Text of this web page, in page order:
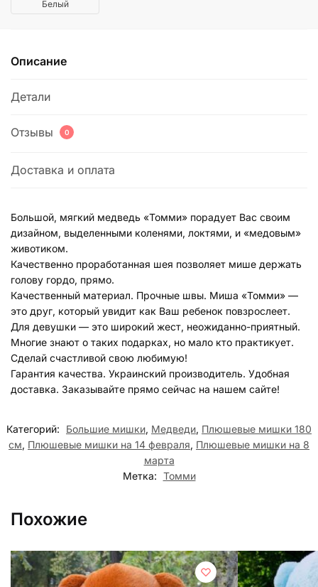
Белый
Описание
Детали
Отзывы 0
Доставка и оплата
Большой, мягкий медведь «Томми» порадует Вас своим
дизайном, выделенными коленями, локтями, и «медовым»
животиком.
Качественно проработанная шея позволяет мише держать
голову гордо, прямо.
Качественный материал. Прочные швы. Миша «Томми» —
это друг, который увидит как Ваш ребенок повзрослеет.
Для девушки — это широкий жест, неожиданно-приятный.
Многие знают о таких подарках, но мало кто практикует.
Сделай счастливой свою любимую!
Гарантия качества. Украинский производитель. Удобная
доставка. Заказывайте прямо сейчас на нашем сайте!
Категорий: Большие мишки, Медведи, Плюшевые мишки 180
см, Плюшевые мишки на 14 февраля, Плюшевые мишки на 8
марта
Метка: Томми
Похожие